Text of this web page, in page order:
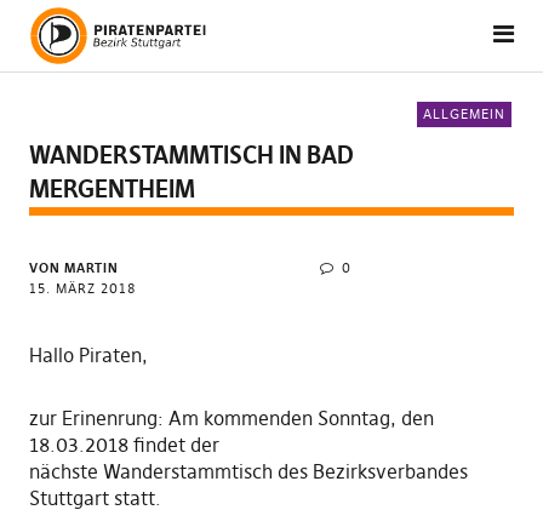
ALLGEMEIN
WANDERSTAMMTISCH IN BAD
MERGENTHEIM
VON MARTIN
15. MÄRZ 2018
0
Hallo Piraten,
zur Erinenrung: Am kommenden Sonntag, den
18.03.2018 findet der
nächste Wanderstammtisch des Bezirksverbandes
Stuttgart statt.